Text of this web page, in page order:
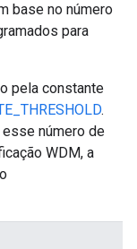
base no número
para
pela constante
.
número de
WDM, a